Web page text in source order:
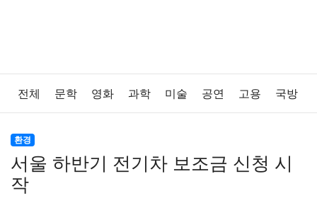
전체 문학 영화 과학 미술 공연 고용 국방
법률
보건 질병 가요 방송 일상 주식 암호화폐
환경
서울 하반기 전기차 보조금 신청 시
작